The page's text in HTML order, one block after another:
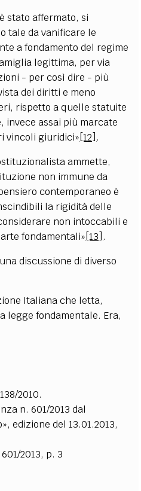
stato affermato, si
tale da vanificare le
a fondamento del regime
legittima, per via
- per così dire - più
dei diritti e meno
rispetto a quelle statuite
invece assai più marcate
vincoli giuridici» [12] .
ammette,
non immune da
contemporaneo è
la rigidità delle
non intoccabili e
fondamentali» [13] .
discussione di diverso
Italiana che letta,
legge fondamentale. Era,
2010.
n. 601/2013 dal
edizione del 13.01.2013,
2013, p. 3